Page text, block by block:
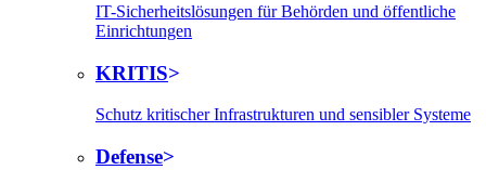
IT-Sicherheitslösungen für Behörden und öffentliche
Einrichtungen
KRITIS
Schutz kritischer Infrastrukturen und sensibler Systeme
Defense